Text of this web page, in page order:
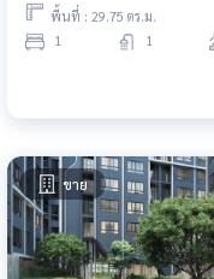
พื้นที่ : 29.75 ตร.ม.
1 1
ขาย